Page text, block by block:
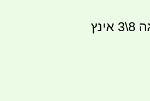
ניפל מעבר קיר להתקנה עי הכנת הברגה 8\3 אינץ